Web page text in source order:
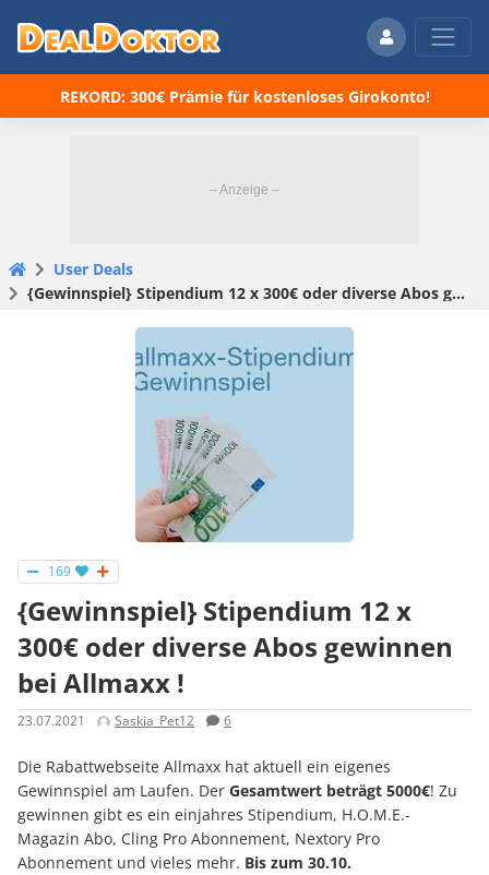
REKORD: 300€ Prämie für kostenloses Girokonto!
User Deals
{Gewinnspiel} Stipendium 12 x 300€ oder diverse Abos gewinnen bei Allmaxx !
169
{Gewinnspiel} Stipendium 12 x
300€ oder diverse Abos gewinnen
bei Allmaxx !
23.07.2021 Saskia_Pet12 6
Die Rabattwebseite Allmaxx hat aktuell ein eigenes
Gewinnspiel am Laufen. Der Gesamtwert beträgt 5000€! Zu
gewinnen gibt es ein einjahres Stipendium, H.O.M.E.-
Magazin Abo, Cling Pro Abonnement, Nextory Pro
Abonnement und vieles mehr. Bis zum 30.10.